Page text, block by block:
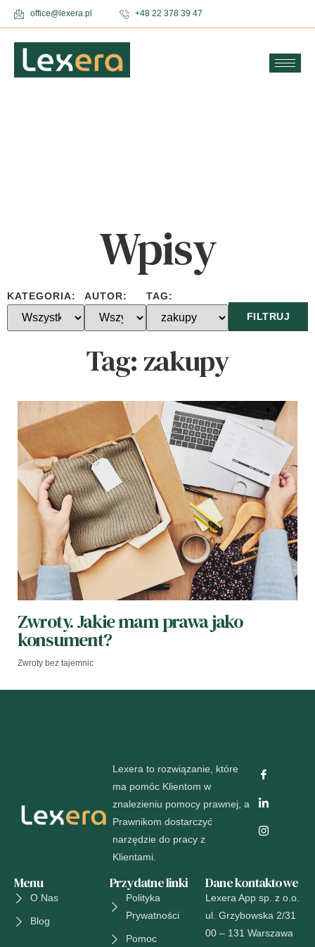
office@lexera.pl +48 22 378 39 47
Wpisy
KATEGORIA: AUTOR:
TAG:
FILTRUJ
Tag: zakupy
Zwroty. Jakie mam prawa jako
konsument?
Zwroty bez tajemnic
Lexera to rozwiązanie, które
ma pomóc Klientom w
znalezieniu pomocy prawnej, a
Prawnikom dostarczyć
narzędzie do pracy z
Klientami.
Przydatne linki
Polityka
Prywatności
Pomoc
Dane kontaktowe
Lexera App sp. z o.o.
ul. Grzybowska 2/31
00 – 131 Warszawa
Menu
O Nas
Blog